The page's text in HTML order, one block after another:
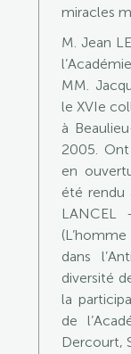
miracles
M. Jean
MM.
le XVIe
à
2005.
en
été rendu
LANCEL
dans
diversité
la
de
Dercourt,